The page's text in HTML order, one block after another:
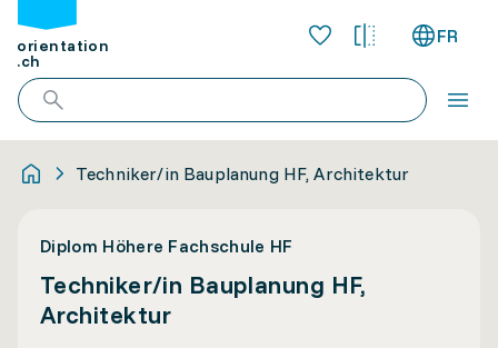
orientation
.ch
FR
Techniker/in Bauplanung HF, Architektur
Diplom Höhere Fachschule HF
Techniker/in Bauplanung HF,
Architektur